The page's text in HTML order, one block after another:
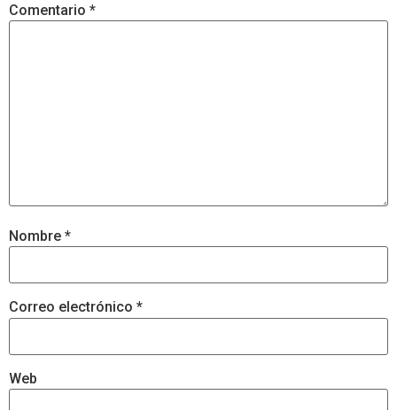
Comentario *
Nombre *
Correo electrónico *
Web